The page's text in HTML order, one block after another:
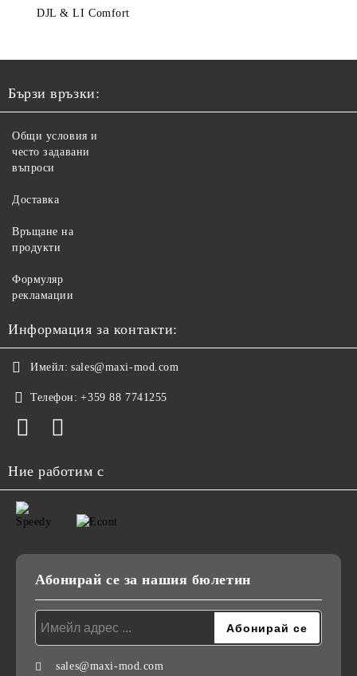
DJL & LI Comfort
Бързи връзки:
Общи условия и
често задавани
въпроси
Доставка
Връщане на
продукти
Формуляр
рекламации
Информация за контакти:
Имейл: sales@maxi-mod.com
Телефон: +359 88 7741255
Ние работим с
Абонирай се за нашия бюлетин
sales@maxi-mod.com